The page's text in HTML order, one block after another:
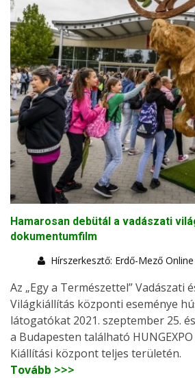
Hamarosan debütál a vadászati
dokumentumfilm
Hírszerkesztő: Erdő-Mező Online
Az „Egy a Természettel” Vadászati
Világkiállítás központi eseménye
látogatókat 2021. szeptember 25.
a Budapesten található
Kiállítási központ teljes területén.
Tovább >>>